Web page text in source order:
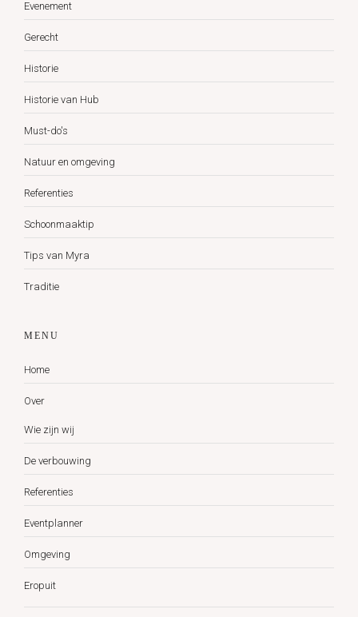
Evenement
Gerecht
Historie
Historie van Hub
Must-do's
Natuur en omgeving
Referenties
Schoonmaaktip
Tips van Myra
Traditie
MENU
Home
Over
Wie zijn wij
De verbouwing
Referenties
Eventplanner
Omgeving
Eropuit